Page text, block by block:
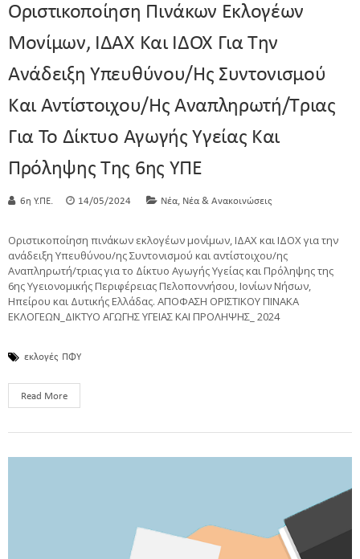
Οριστικοποίηση Πινάκων Εκλογέων
Μονίμων, ΙΔΑΧ Και ΙΔΟΧ Για Την
Ανάδειξη Υπευθύνου/ης Συντονισμού
Και Αντίστοιχου/ης Αναπληρωτή/τριας
Για Το Δίκτυο Αγωγής Υγείας Και
Πρόληψης Της 6ης ΥΠΕ
6η Υ.ΠΕ. 14/05/2024 Νέα, Νέα & Ανακοινώσεις
Οριστικοποίηση πινάκων εκλογέων μονίμων, ΙΔΑΧ και ΙΔΟΧ για την
ανάδειξη Υπευθύνου/ης Συντονισμού και αντίστοιχου/ης
Αναπληρωτή/τριας για το Δίκτυο Αγωγής Υγείας και Πρόληψης της
6ης Υγειονομικής Περιφέρειας Πελοποννήσου, Ιονίων Νήσων,
Ηπείρου και Δυτικής Ελλάδας. ΑΠΟΦΑΣΗ ΟΡΙΣΤΙΚΟΥ ΠΙΝΑΚΑ
ΕΚΛΟΓΕΩΝ_ΔΙΚΤΥΟ ΑΓΩΓΗΣ ΥΓΕΙΑΣ ΚΑΙ ΠΡΟΛΗΨΗΣ_ 2024
εκλογές ΠΦΥ
Read More